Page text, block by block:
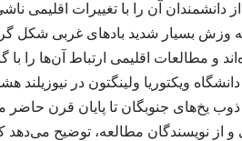
دانشمندان آن را با تغییرات اقلیمی
و مطالعات اقلیمی ارتباط آن‌ها را با
ویکتوریا ولینگتون در نیوزیلند
و از نویسندگان مطالعه، توضیح می‌دهد